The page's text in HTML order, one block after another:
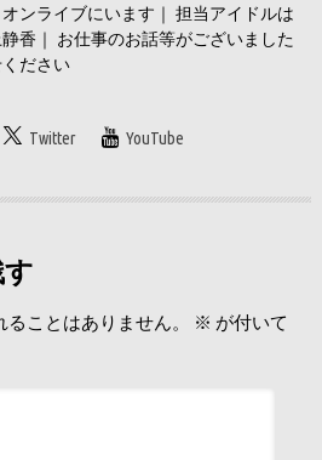
ンライブにいます｜ 担当アイドルは
香｜ お仕事のお話等がございました
ださい
Twitter YouTube
ことはありません。 ※ が付いて